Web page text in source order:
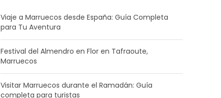
Viaje a Marruecos desde España: Guía Completa
para Tu Aventura
Festival del Almendro en Flor en Tafraoute,
Marruecos
Visitar Marruecos durante el Ramadán: Guía
completa para turistas